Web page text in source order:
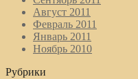
Август 2011
Февраль 2011
Январь 2011
Ноябрь 2010
Рубрики